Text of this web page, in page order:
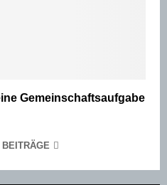
Gemeinschaftsaufgabe